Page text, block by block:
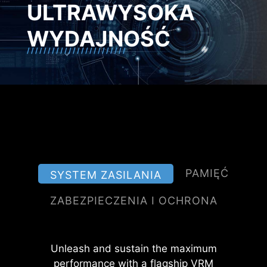
ULTRAWYSOKA
WYDAJNOŚĆ
SYSTEM ZASILANIA PAMIĘĆ
ZABEZPIECZENIA I OCHRONA
Unleash and sustain the maximum
performance with a flagship VRM
A huge step of DDR performance
enhancement with the latest DDR5
Diody TVS (Transient Voltage
Suppressors), nazywane również